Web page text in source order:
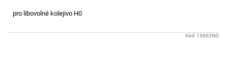
pro libovolné kolejivo H0
Kód: 13602NO